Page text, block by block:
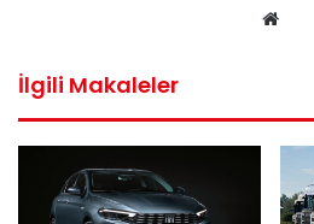
İlgili Makaleler